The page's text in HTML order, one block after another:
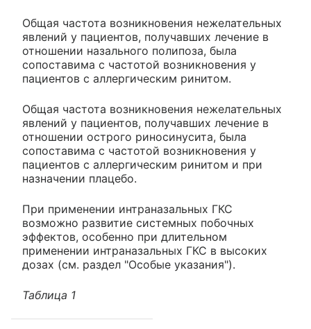
Общая частота возникновения нежелательных
явлений у пациентов, получавших лечение в
отношении назального полипоза, была
сопоставима с частотой возникновения у
пациентов с аллергическим ринитом.
Общая частота возникновения нежелательных
явлений у пациентов, получавших лечение в
отношении острого риносинусита, была
сопоставима с частотой возникновения у
пациентов с аллергическим ринитом и при
назначении плацебо.
При применении интраназальных ГКС
возможно развитие системных побочных
эффектов, особенно при длительном
применении интраназальных ГКС в высоких
дозах (см. раздел "Особые указания").
Таблица 1